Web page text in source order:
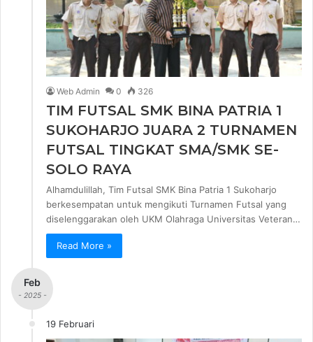
Web Admin 0 326
TIM FUTSAL SMK BINA PATRIA 1
SUKOHARJO JUARA 2 TURNAMEN
FUTSAL TINGKAT SMA/SMK SE-
SOLO RAYA
Alhamdulillah, Tim Futsal SMK Bina Patria 1 Sukoharjo
berkesempatan untuk mengikuti Turnamen Futsal yang
diselenggarakan oleh UKM Olahraga Universitas Veteran…
Read More »
Feb
- 2025 -
19 Februari